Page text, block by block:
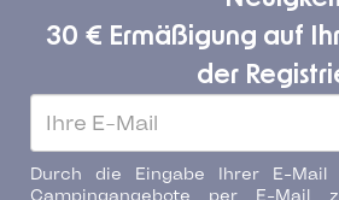
30 € Ermäßigung auf
der
Durch die Eingabe Ihrer E-